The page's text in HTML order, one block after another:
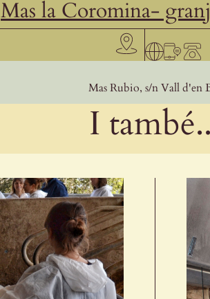
Mas la Coromina-
Mas Rubio, s/n Vall d'en
I